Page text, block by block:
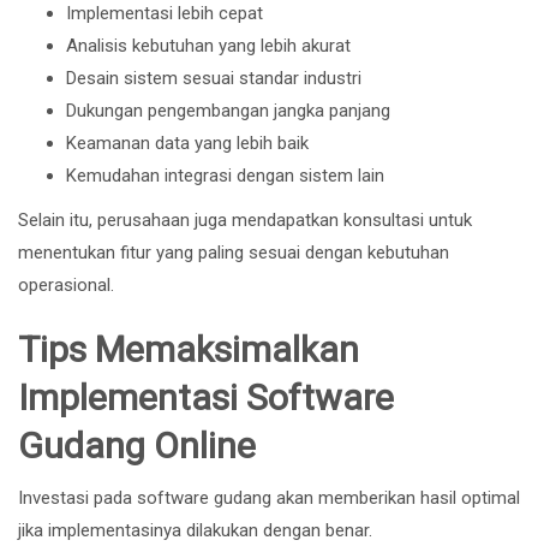
Implementasi lebih cepat
Analisis kebutuhan yang lebih akurat
Desain sistem sesuai standar industri
Dukungan pengembangan jangka panjang
Keamanan data yang lebih baik
Kemudahan integrasi dengan sistem lain
Selain itu, perusahaan juga mendapatkan konsultasi untuk
menentukan fitur yang paling sesuai dengan kebutuhan
operasional.
Tips Memaksimalkan
Implementasi Software
Gudang Online
Investasi pada software gudang akan memberikan hasil optimal
jika implementasinya dilakukan dengan benar.